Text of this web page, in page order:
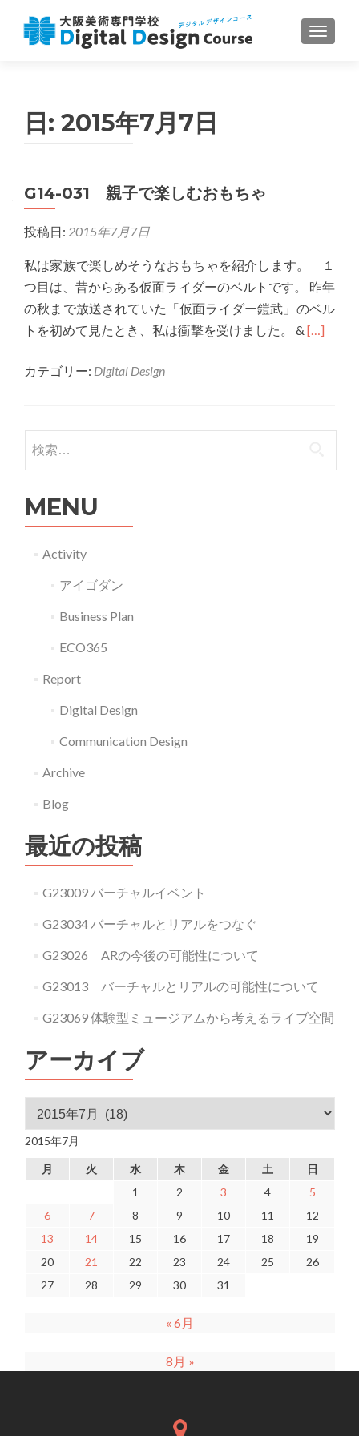
ナビゲ
日: 2015年7月7日
G14-031 親子で楽しむおもちゃ
投稿日: 2015年7月7日
私は家族で楽しめそうなおもちゃを紹介します。 １
つ目は、昔からある仮面ライダーのベルトです。 昨年
の秋まで放送されていた「仮面ライダー鎧武」のベル
トを初めて見たとき、私は衝撃を受けました。 & Read
[…]
カテゴリー: Digital Design
検索:
MENU
Activity
アイゴダン
Business Plan
ECO365
Report
Digital Design
Communication Design
Archive
Blog
最近の投稿
G23009 バーチャルイベント
G23034 バーチャルとリアルをつなぐ
G23026 ARの今後の可能性について
G23013 バーチャルとリアルの可能性について
G23069 体験型ミュージアムから考えるライブ空間
アーカイブ
アーカイブ
2015年7月
月 火 水 木 金 土
日
1
2 3 4
5
6
7 8 9 10 11
12
13
14 15 16 17 18
19
20
21 22 23 24 25
26
27
28 29 30 31
« 6月
8月 »